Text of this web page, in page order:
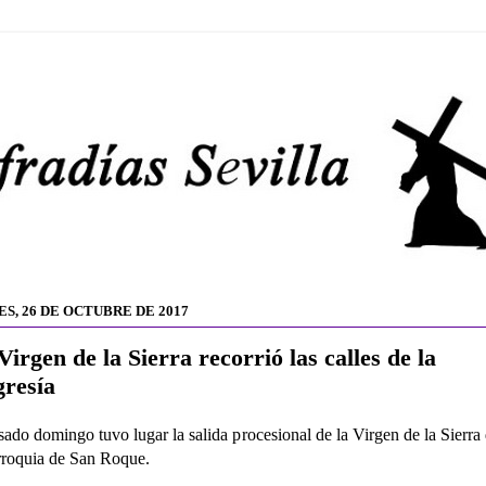
26 DE OCTUBRE DE 2017
de la Sierra recorrió las calles de la
domingo tuvo lugar la salida procesional de la Virgen de la Sierra
de San Roque.